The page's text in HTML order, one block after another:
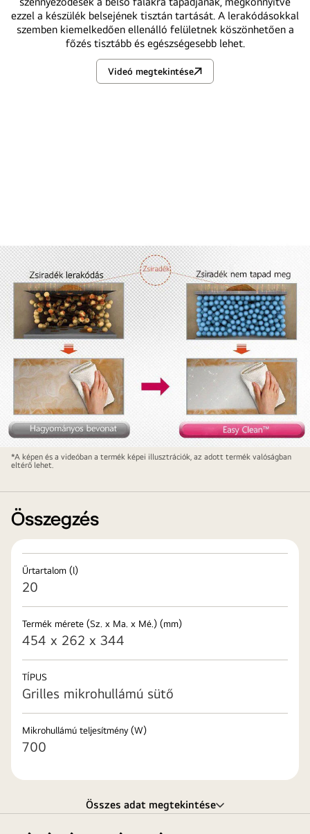
EasyClean™
ezzel a készülék belsejének tisztán tartását. A lerakódásokkal
szemben kiemelkedően ellenálló felületnek köszönhetően a
főzés tisztább és egészségesebb lehet.
EasyClean™
Videó megtekintése
*A képen és a videóban a termék képei illusztrációk, az adott termék valóságban
eltérő lehet.
Összegzés
Űrtartalom (l)
20
Termék mérete (Sz. x Ma. x Mé.) (mm)
454 x 262 x 344
TÍPUS
Grilles mikrohullámú sütő
Mikrohullámú teljesítmény (W)
700
Összes adat megtekintése